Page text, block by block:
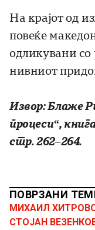
На крајот од
повеќе
одликувани со
нивниот
Извор: Блаже
процеси“,
стр. 262–264.
ПОВРЗАНИ
МИХАИЛ
СТОЈАН